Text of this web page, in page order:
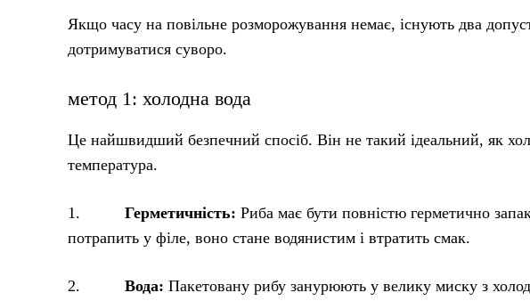
Якщо часу на повільне розморожування немає, існують два
дотримуватися суворо.
метод 1: холодна вода
Це найшвидший безпечний спосіб. Він не такий ідеальний, як
температура.
1. Герметичність: Риба має бути повністю герметично
потрапить у філе, воно стане водянистим і втратить смак.
2. Вода: Пакетовану рибу занурюють у велику миску з